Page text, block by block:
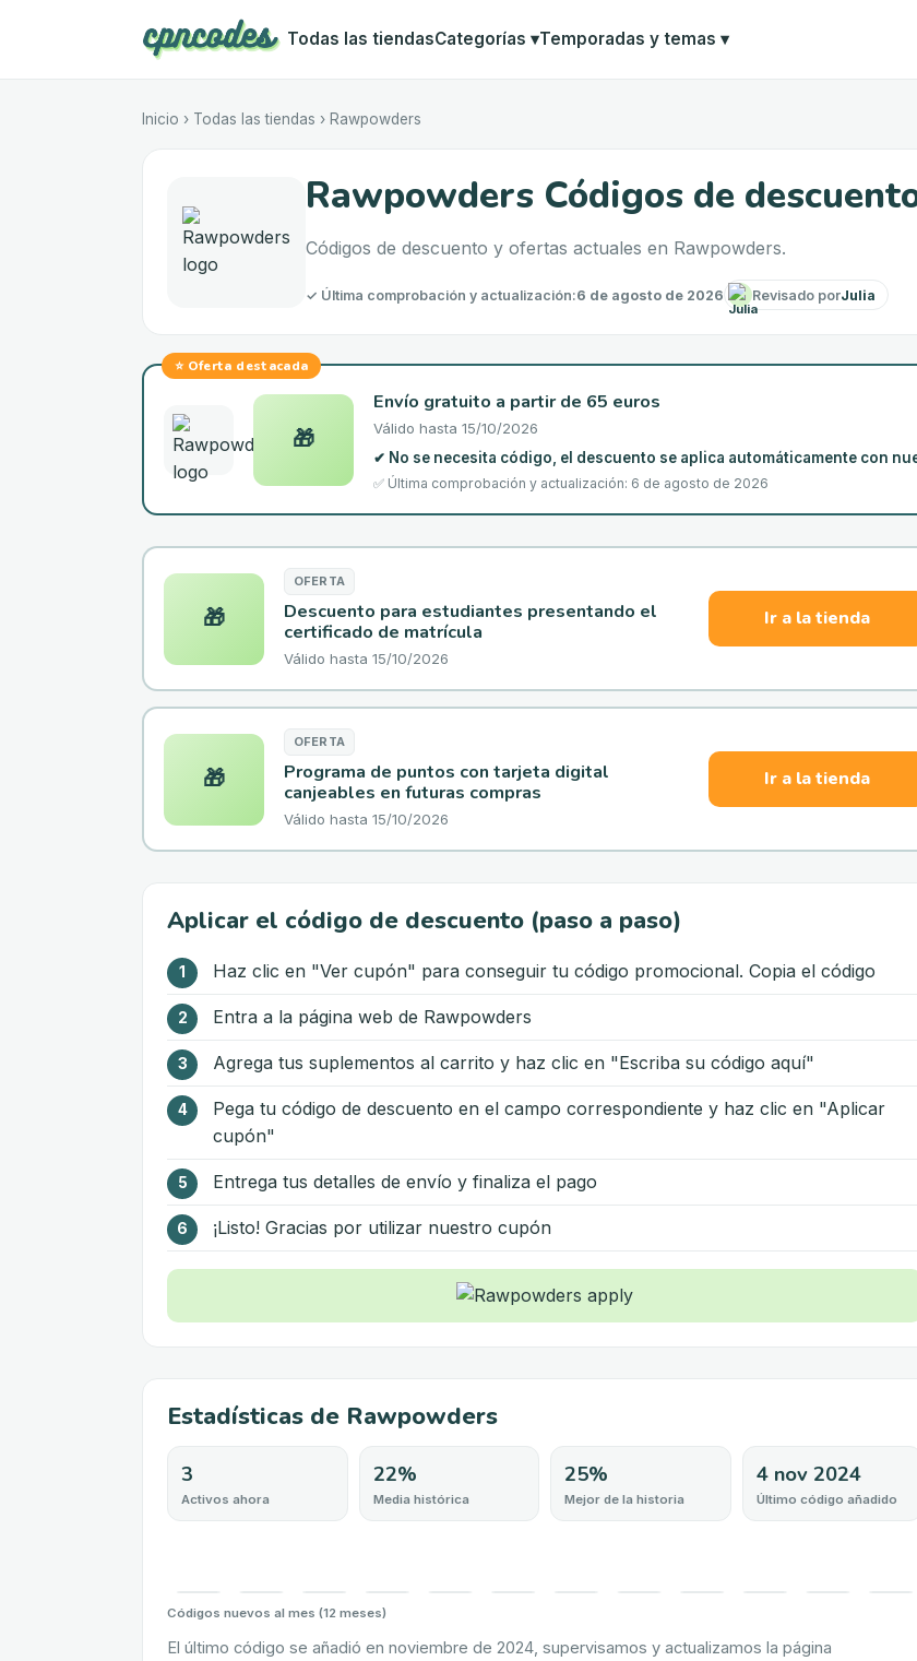
Todas las tiendasCategorías ▾Temporadas y temas ▾
Inicio › Todas las tiendas › Rawpowders
Rawpowders Códigos de
Códigos de descuento y ofertas actuales en Rawpowders.
✓ Última comprobación y actualización:6 de agosto de 2026 Revisado porJulia
⭐ Oferta destacada
🎁
Envío gratuito a partir de 65 euros
Válido hasta 15/10/2026
✔ No se necesita código, el descuento se aplica automáticamente con
✅ Última comprobación y actualización: 6 de agosto de 2026
🎁
OFERTA
Descuento para estudiantes presentando el
certificado de matrícula
Válido hasta 15/10/2026
Ir a la tienda
🎁
OFERTA
Programa de puntos con tarjeta digital
canjeables en futuras compras
Válido hasta 15/10/2026
Ir a la tienda
Aplicar el código de descuento (paso a paso)
Haz clic en "Ver cupón" para conseguir tu código promocional. Copia el código
Entra a la página web de Rawpowders
Agrega tus suplementos al carrito y haz clic en "Escriba su código aquí"
Pega tu código de descuento en el campo correspondiente y haz clic en "Aplicar
cupón"
Entrega tus detalles de envío y finaliza el pago
¡Listo! Gracias por utilizar nuestro cupón
Estadísticas de Rawpowders
3
Activos ahora
22%
Media histórica
25%
Mejor de la historia
4 nov 2024
Último código añadido
Códigos nuevos al mes (12 meses)
El último código se añadió en noviembre de 2024, supervisamos y actualizamos la página